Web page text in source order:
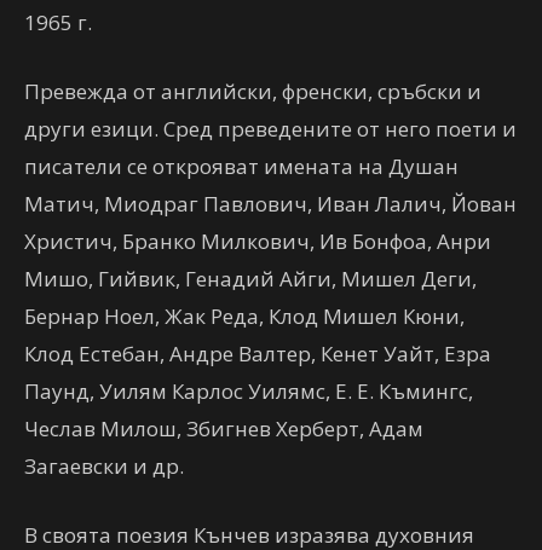
1965 г.
Превежда от английски, френски, сръбски и
други езици. Сред преведените от него поети и
писатели се открояват имената на Душан
Матич, Миодраг Павлович, Иван Лалич, Йован
Христич, Бранко Милкович, Ив Бонфоа, Анри
Мишо, Гийвик, Генадий Айги, Мишел Деги,
Бернар Ноел, Жак Реда, Клод Мишел Кюни,
Клод Естебан, Андре Валтер, Кенет Уайт, Езра
Паунд, Уилям Карлос Уилямс, Е. Е. Къмингс,
Чеслав Милош, Збигнев Херберт, Адам
Загаевски и др.
В своята поезия Кънчев изразява духовния